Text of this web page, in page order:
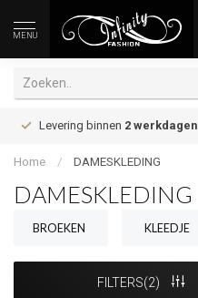
MENU
Levering binnen 2 werkdagen
Home / DAMESKLEDING
DAMESKLEDING
BROEKEN KLEEDJE
FILTERS(2)